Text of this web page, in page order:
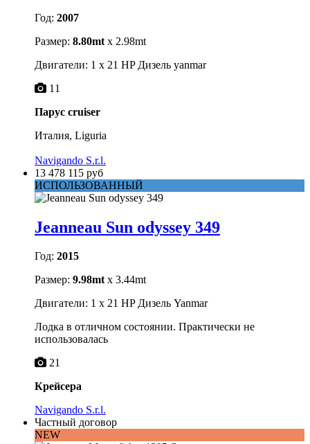
Год: 2007
Размер: 8.80mt x 2.98mt
Двигатели: 1 x 21 HP Дизель yanmar
11
Парус cruiser
Италия, Liguria
Navigando S.r.l.
13 478 115 руб
ИСПОЛЬЗОВАННЫЙ
Jeanneau Sun odyssey 349
Год: 2015
Размер: 9.98mtx 3.44mt
Двигатели: 1 x 21 HP Дизель Yanmar
Лодка в отличном состоянии. Практически не
использовалась
21
Крейсера
Navigando S.r.l.
Частный договор
NEW